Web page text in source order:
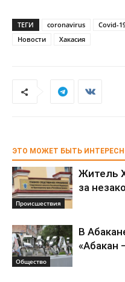
ТЕГИ coronavirus Covid-
Новости
Хакасия
ЭТО МОЖЕТ БЫТЬ
Происшествия
Житель
за
Общество
В
«Абакан